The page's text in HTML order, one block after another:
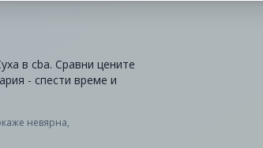
в cba. Сравни цените
- спести време и
невярна,